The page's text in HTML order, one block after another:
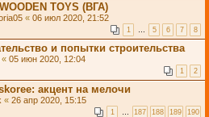
TOYS (ВГА)
« 06 июл 2020, 21:52
1 … 5 6 7 8
и попытки строительства
« 05 июн 2020, 12:04
1 2
акцент на мелочи
« 26 апр 2020, 15:15
1 … 187 188 189 190